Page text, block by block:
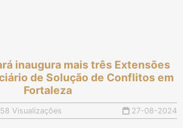
inaugura mais três Extensões
de Solução de Conflitos em
Fortaleza
Visualizações 27-08-2024